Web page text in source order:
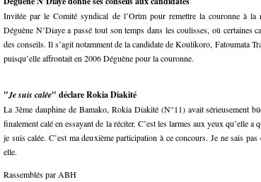
Invitée par le Comité syndical de l’Ortm pour remettre la couronne à la
Déguène N’Diaye a passé tout son temps dans les coulisses, où certaines
des conseils. Il s’agit notamment de la candidate de Koulikoro, Fatoumata
puisqu’elle affrontait en 2006 Déguène pour la couronne.
"Je suis calée" déclare Rokia Diakité
La 3ème dauphine de Bamako, Rokia Diakité (N°11) avait sérieusement
finalement calé en essayant de la réciter. C’est les larmes aux yeux qu’elle a
je suis calée. C’est ma deuxième participation à ce concours. Je ne sais
elle.
Rassemblés par ABH